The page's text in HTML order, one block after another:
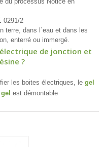
0291/2
terre, dans l´eau et dans les
enterré ou immergé.
de jonction et
?
les boites électriques, le gel
est démontable